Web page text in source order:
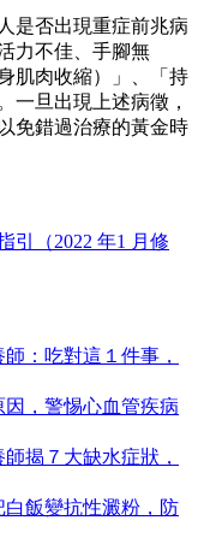
是否出現重症前兆病
力不佳、手腳無
肌肉收縮）」、「持
一旦出現上述病徵，
免錯過治療的黃金時
引（2022 年1 月修
：吃對這１件事，
，警惕心血管疾病
揭７大缺水症狀，
飯變抗性澱粉，防